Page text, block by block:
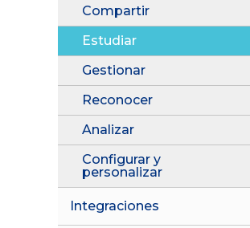
Compartir
Estudiar
Gestionar
Reconocer
Analizar
Configurar y
personalizar
Integraciones